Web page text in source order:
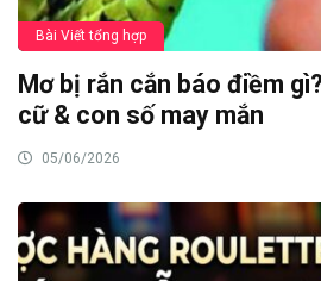
Bài Viết tổng hợp
Mơ bị rắn cắn báo điềm
cữ & con số may mắn
05/06/2026